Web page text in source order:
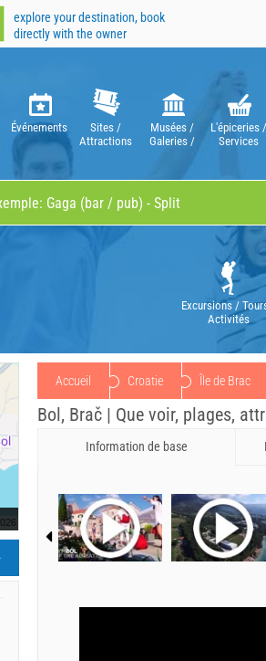
explore your destination, book
directly with the owner
Événements
Sites /
Attractions
Musées /
Galeries /
L'épiceries /
Services
Excursions /
Activités
Accueil Croatie Île de Brac
Bol, Brač | Que voir, plages,
Information de base